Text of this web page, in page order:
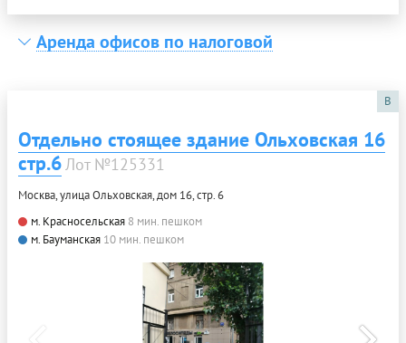
Аренда офисов по налоговой
B
Отдельно стоящее здание Ольховская 16
стр.6Лот №125331
Москва, улица Ольховская, дом 16, стр. 6
м. Красносельская 8 мин. пешком
м. Бауманская 10 мин. пешком